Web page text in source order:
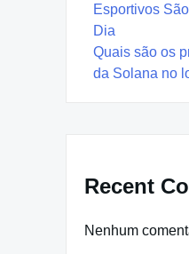
Esportivos
Dia
Quais são os
da Solana no
Recent
Nenhum